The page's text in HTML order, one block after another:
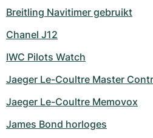
Breitling Navitimer gebruikt
Chanel J12
IWC Pilots Watch
Jaeger Le-Coultre Master
Jaeger Le-Coultre Memovox
James Bond horloges